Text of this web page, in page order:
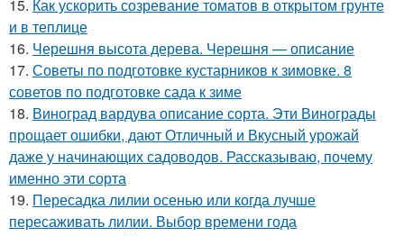
15. Как ускорить созревание томатов в открытом грунте
и в теплице
16. Черешня высота дерева. Черешня — описание
17. Советы по подготовке кустарников к зимовке. 8
советов по подготовке сада к зиме
18. Виноград вардува описание сорта. Эти Винограды
прощает ошибки, дают Отличный и Вкусный урожай
даже у начинающих садоводов. Рассказываю, почему
именно эти сорта
19. Пересадка лилии осенью или когда лучше
пересаживать лилии. Выбор времени года